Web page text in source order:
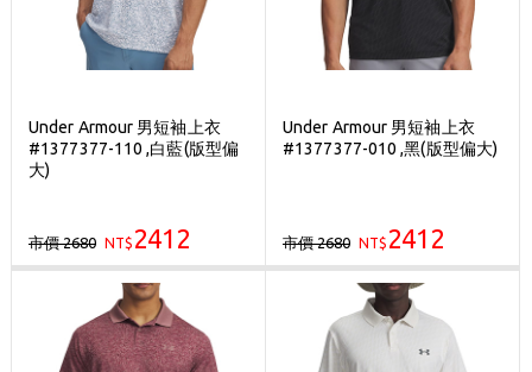
Under Armour 男短袖上衣
#1377377-110 ,白藍(版型偏
大)
市價 2680 NT$ 2412
Under Armour 男短袖上衣
#1377377-010 ,黑(版型偏大)
市價 2680 NT$ 2412